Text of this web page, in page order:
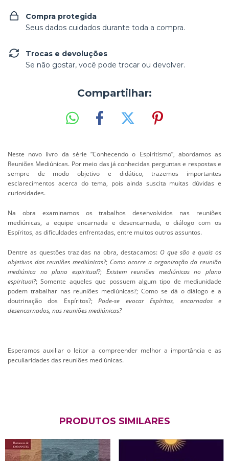
Compra protegida
Seus dados cuidados durante toda a compra.
Trocas e devoluções
Se não gostar, você pode trocar ou devolver.
Compartilhar:
Neste novo livro da série “Conhecendo o Espiritismo”, abordamos as
Reuniões Mediúnicas. Por meio das já conhecidas perguntas e respostas e
sempre de modo objetivo e didático, trazemos importantes
esclarecimentos acerca do tema, pois ainda suscita muitas dúvidas e
curiosidades.
Na obra examinamos os trabalhos desenvolvidos nas reuniões
mediúnicas, a equipe encarnada e desencarnada, o diálogo com os
Espíritos, as dificuldades enfrentadas, entre muitos outros assuntos.
Dentre as questões trazidas na obra, destacamos: O que são e quais os
objetivos das reuniões mediúnicas?; Como ocorre a organização da reunião
mediúnica no plano espiritual?; Existem reuniões mediúnicas no plano
espiritual?; Somente aqueles que possuem algum tipo de mediunidade
podem trabalhar nas reuniões mediúnicas?; Como se dá o diálogo e a
doutrinação dos Espíritos?;Pode-se evocar Espíritos, encarnados e
desencarnados, nas reuniões mediúnicas?
Esperamos auxiliar o leitor a compreender melhor a importância e as
peculiaridades das reuniões mediúnicas.
PRODUTOS SIMILARES